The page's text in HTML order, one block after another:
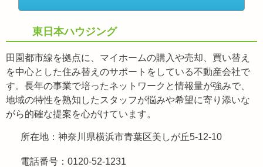
東日本ハウジング
田園都市線を拠点に、マイホームの購入や売却、買い替え
を中心とした住み替えのサポートをしている不動産会社で
す。長年の事業で培ったネットワークと情報量が強みで、
地域の特性を熟知したスタッフが悩みや希望に寄り添いな
がら的確な提案を心がけています。
所在地：神奈川県横浜市青葉区美しが丘5-12-10
電話番号：0120-52-1231